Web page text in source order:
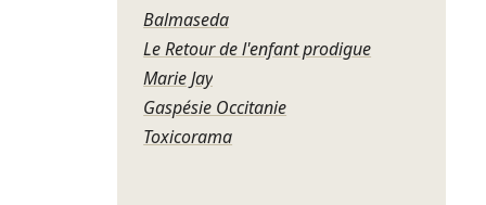
Balmaseda
Le Retour de l'enfant prodigue
Marie Jay
Gaspésie Occitanie
Toxicorama